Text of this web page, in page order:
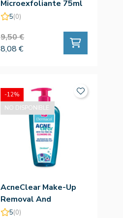
Microexfoliante 75ml
- Armonia
5(0)
9,50 €
8,08 €
AcneClear Make-Up
Removal And
Cleansing Gel 200ml -
5(0)
-12%
NO DISPONIBLE.